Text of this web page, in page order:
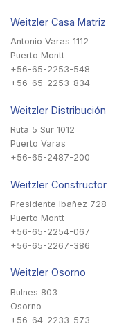
Weitzler Casa Matriz
Antonio Varas 1112
Puerto Montt
+56-65-2253-548
+56-65-2253-834
Weitzler Distribución
Ruta 5 Sur 1012
Puerto Varas
+56-65-2487-200
Weitzler Constructor
Presidente Ibañez 728
Puerto Montt
+56-65-2254-067
+56-65-2267-386
Weitzler Osorno
Bulnes 803
Osorno
+56-64-2233-573